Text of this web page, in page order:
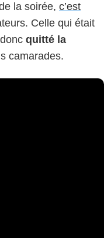
la soirée, c’est
Celle qui était
quitté la
camarades.